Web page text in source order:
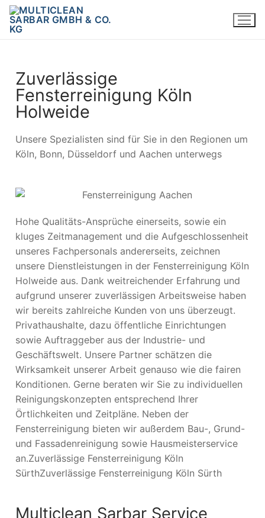
Zuverlässige
Fensterreinigung Köln
Holweide
Unsere Spezialisten sind für Sie in den Regionen um
Köln, Bonn, Düsseldorf und Aachen unterwegs
Hohe Qualitäts-Ansprüche einerseits, sowie ein
kluges Zeitmanagement und die Aufgeschlossenheit
unseres Fachpersonals andererseits, zeichnen
unsere Dienstleistungen in der Fensterreinigung Köln
Holweide aus. Dank weitreichender Erfahrung und
aufgrund unserer zuverlässigen Arbeitsweise haben
wir bereits zahlreiche Kunden von uns überzeugt.
Privathaushalte, dazu öffentliche Einrichtungen
sowie Auftraggeber aus der Industrie- und
Geschäftswelt. Unsere Partner schätzen die
Wirksamkeit unserer Arbeit genauso wie die fairen
Konditionen. Gerne beraten wir Sie zu individuellen
Reinigungskonzepten entsprechend Ihrer
Örtlichkeiten und Zeitpläne. Neben der
Fensterreinigung bieten wir außerdem Bau-, Grund-
und Fassadenreinigung sowie Hausmeisterservice
an.Zuverlässige Fensterreinigung Köln
SürthZuverlässige Fensterreinigung Köln Sürth
Multiclean Sarbar Service